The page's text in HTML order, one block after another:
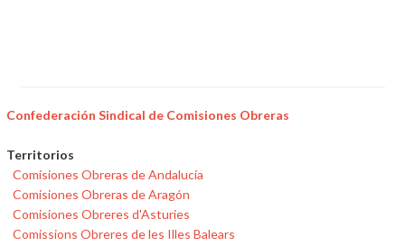
Confederación Sindical de Comisiones Obreras
Territorios
Comisiones Obreras de Andalucía
Comisiones Obreras de Aragón
Comisiones Obreres d'Asturies
Comissions Obreres de les Illes Balears